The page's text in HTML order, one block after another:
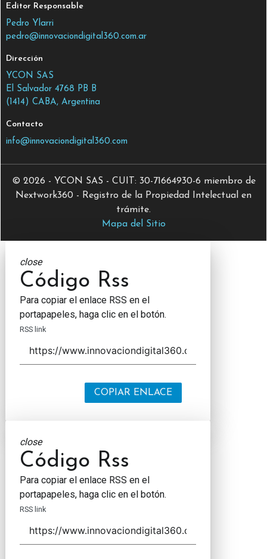
Editor Responsable
Pedro Ylarri
pedro@innovaciondigital360.com.ar
Dirección
YCON SAS
El Salvador 4768 PB B
(1414) CABA, Argentina
Contacto
info@innovaciondigital360.com
© 2026 - YCON SAS - CUIT: 30-71664930-6 miembro de
Nextwork360 - Registro de la Propiedad Intelectual en
trámite.
Mapa del Sitio
close
Código Rss
Para copiar el enlace RSS en el
portapapeles, haga clic en el botón.
RSS link
COPIAR ENLACE
close
Código Rss
Para copiar el enlace RSS en el
portapapeles, haga clic en el botón.
RSS link